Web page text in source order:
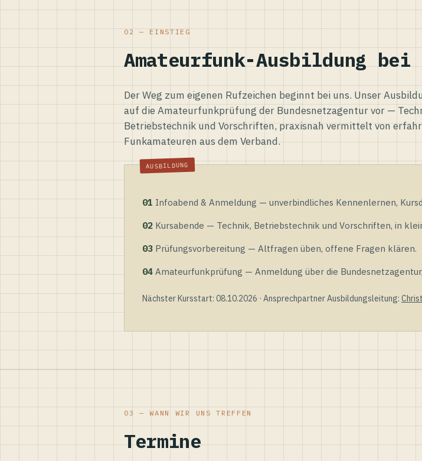
02 — EINSTIEG
Amateurfunk-Ausbildung bei
Der Weg zum eigenen Rufzeichen beginnt bei uns. Unser
auf die Amateurfunkprüfung der Bundesnetzagentur vor —
Betriebstechnik und Vorschriften, praxisnah vermittelt von
Funkamateuren aus dem Verband.
01 Infoabend & Anmeldung — unverbindliches Kennenlernen,
02 Kursabende — Technik, Betriebstechnik und Vorschriften, in
03 Prüfungsvorbereitung — Altfragen üben, offene Fragen klären.
04 Amateurfunkprüfung — Anmeldung über die
Nächster Kursstart: 08.10.2026 · Ansprechpartner Ausbildungsleitung:
03 — WANN WIR UNS TREFFEN
Termine